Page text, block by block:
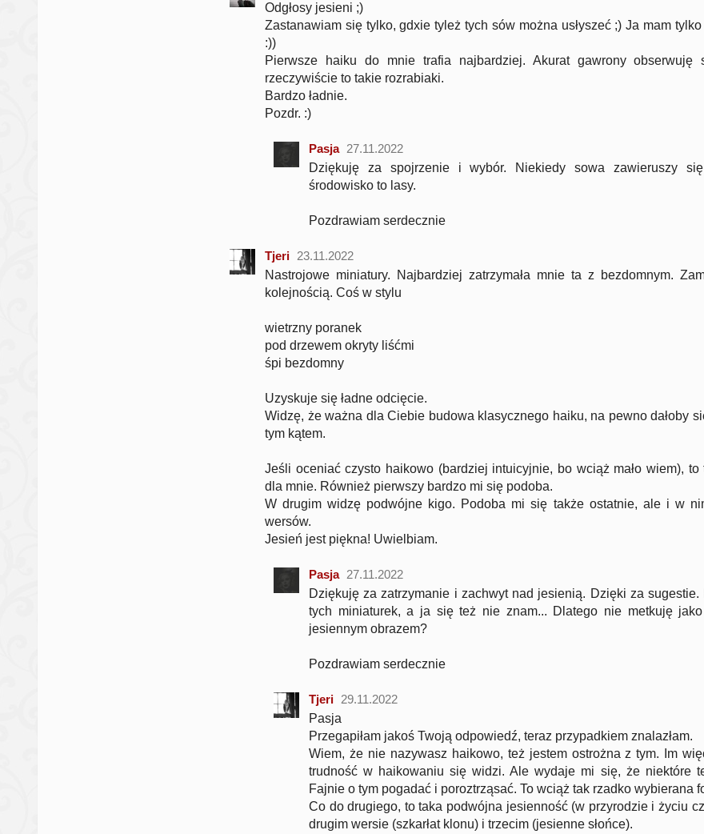
Odgłosy jesieni ;)
Zastanawiam się tylko, gdxie tyleż tych sów można usłyszeć ;) Ja mam
:))
Pierwsze haiku do mnie trafia najbardziej. Akurat gawrony
rzeczywiście to takie rozrabiaki.
Bardzo ładnie.
Pozdr. :)
Pasja 27.11.2022
Dziękuję za spojrzenie i wybór. Niekiedy sowa zawieruszy
środowisko to lasy.
Pozdrawiam serdecznie
Tjeri 23.11.2022
Nastrojowe miniatury. Najbardziej zatrzymała mnie ta z bezdomnym.
kolejnością. Coś w stylu
wietrzny poranek
pod drzewem okryty liśćmi
śpi bezdomny
Uzyskuje się ładne odcięcie.
Widzę, że ważna dla Ciebie budowa klasycznego haiku, na pewno dałoby
tym kątem.
Jeśli oceniać czysto haikowo (bardziej intuicyjnie, bo wciąż mało wiem),
dla mnie. Również pierwszy bardzo mi się podoba.
W drugim widzę podwójne kigo. Podoba mi się także ostatnie, ale i w
wersów.
Jesień jest piękna! Uwielbiam.
Pasja 27.11.2022
Dziękuję za zatrzymanie i zachwyt nad jesienią. Dzięki za sugestie.
tych miniaturek, a ja się też nie znam... Dlatego nie metkuję
jesiennym obrazem?
Pozdrawiam serdecznie
Tjeri 29.11.2022
Pasja
Przegapiłam jakoś Twoją odpowiedź, teraz przypadkiem znalazłam.
Wiem, że nie nazywasz haikowo, też jestem ostrożna z tym. Im
trudność w haikowaniu się widzi. Ale wydaje mi się, że niektóre
Fajnie o tym pogadać i poroztrząsać. To wciąż tak rzadko wybierana
Co do drugiego, to taka podwójna jesienność (w przyrodzie i życiu
drugim wersie (szkarłat klonu) i trzecim (jesienne słońce).